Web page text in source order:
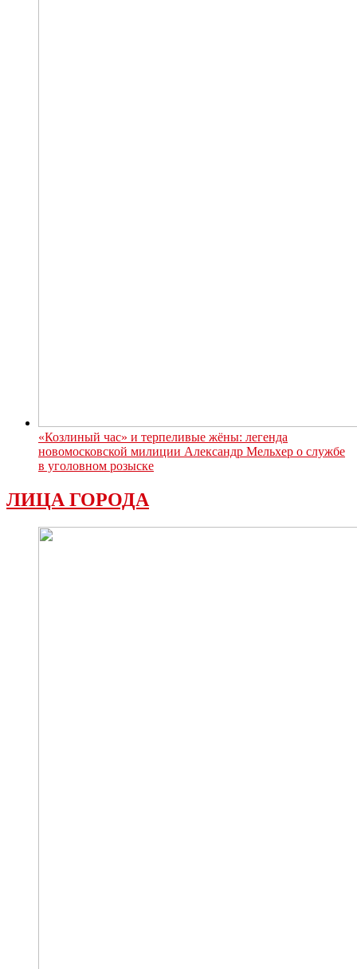
«Козлиный час» и терпеливые жёны: легенда
новомосковской милиции Александр Мельхер о службе
в уголовном розыске
ЛИЦА ГОРОДА